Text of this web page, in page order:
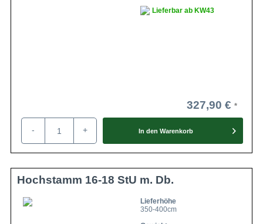
Lieferbar ab KW43
327,90 €
- + In den Warenkorb
Hochstamm 16-18 StU m. Db.
Lieferhöhe
350-400cm